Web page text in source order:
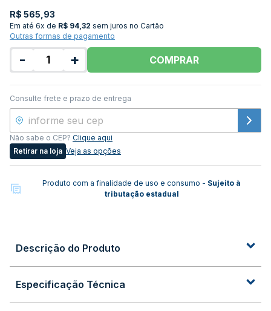
R$ 565,93
Em até 6x de R$ 94,32 sem juros no Cartão
Outras formas de pagamento
- + COMPRAR
Consulte frete e prazo de entrega
Não sabe o CEP? Clique aqui
Retirar na loja Veja as opções
Produto com a finalidade de uso e consumo - Sujeito à
tributação estadual
Descrição do Produto
Especificação Técnica